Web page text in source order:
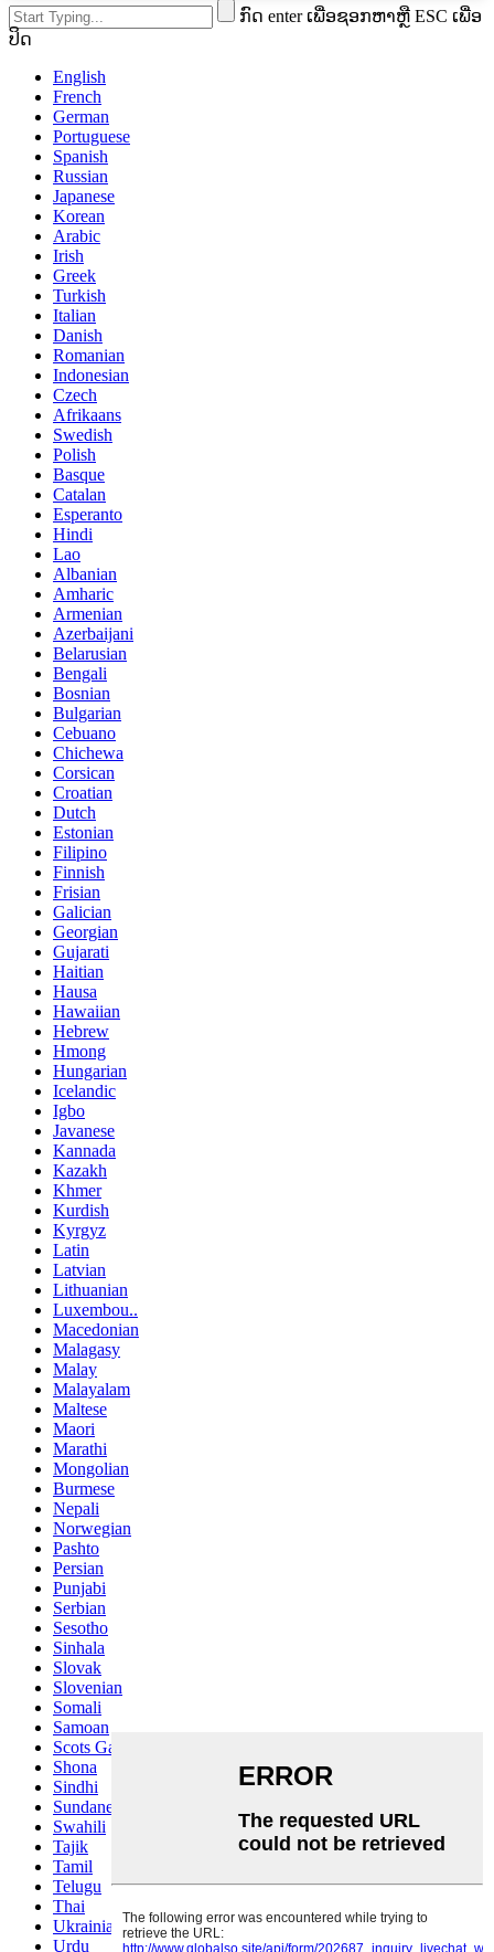
ກົດ enter ເພື່ອຊອກຫາຫຼື ESC ເພື່ອ
ປິດ
English
French
German
Portuguese
Spanish
Russian
Japanese
Korean
Arabic
Irish
Greek
Turkish
Italian
Danish
Romanian
Indonesian
Czech
Afrikaans
Swedish
Polish
Basque
Catalan
Esperanto
Hindi
Lao
Albanian
Amharic
Armenian
Azerbaijani
Belarusian
Bengali
Bosnian
Bulgarian
Cebuano
Chichewa
Corsican
Croatian
Dutch
Estonian
Filipino
Finnish
Frisian
Galician
Georgian
Gujarati
Haitian
Hausa
Hawaiian
Hebrew
Hmong
Hungarian
Icelandic
Igbo
Javanese
Kannada
Kazakh
Khmer
Kurdish
Kyrgyz
Latin
Latvian
Lithuanian
Luxembou..
Macedonian
Malagasy
Malay
Malayalam
Maltese
Maori
Marathi
Mongolian
Burmese
Nepali
Norwegian
Pashto
Persian
Punjabi
Serbian
Sesotho
Sinhala
Slovak
Slovenian
Somali
Samoan
Scots Gaelic
Shona
Sindhi
Sundanese
Swahili
Tajik
Tamil
Telugu
Thai
Ukrainian
Urdu